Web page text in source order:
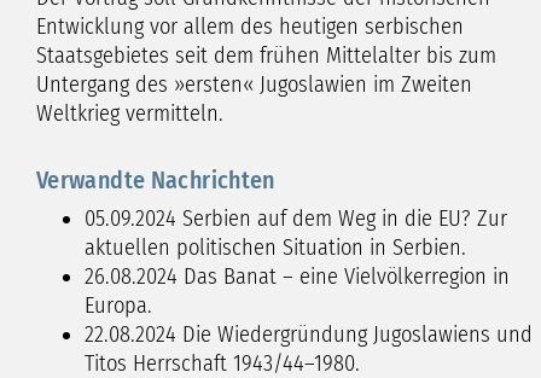
Entwicklung vor allem des heutigen serbischen
Staatsgebietes seit dem frühen Mittelalter bis zum
Untergang des »ersten« Jugoslawien im Zweiten
Weltkrieg vermitteln.
Verwandte Nachrichten
05.09.2024 Serbien auf dem Weg in die EU? Zur
aktuellen politischen Situation in Serbien.
26.08.2024 Das Banat – eine Vielvölkerregion in
Europa.
22.08.2024 Die Wiedergründung Jugoslawiens und
Titos Herrschaft 1943/44–1980.